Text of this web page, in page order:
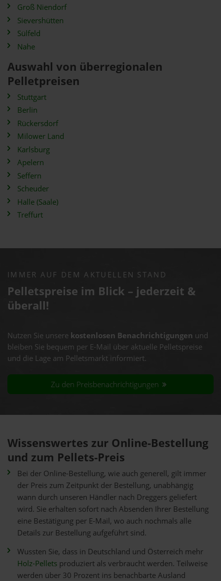
Groß Niendorf
Sievershütten
Sülfeld
Nahe
Auswahl von überregionalen
Pelletpreisen
Stuttgart
Berlin
Rückersdorf
Milower Land
Karlsburg
Apelern
Seffern
Scheuder
Halle (Saale)
Treffurt
IMMER AUF DEM AKTUELLEN STAND
Pelletspreise im Blick – jederzeit &
überall!
Nutzen Sie unsere kostenlosen Benachrichtigungen und
bleiben Sie bequem per E-Mail über aktuelle Pelletspreise
und die Lage am Pelletsmarkt informiert.
Zu den Preisbenachrichtigungen
Wissenswertes zur Online-Bestellung
und zum Pellets-Preis
Bei der Online-Bestellung, wie auch generell, gilt immer
der Preis zum Zeitpunkt der Bestellung, unabhängig
wann durch unseren Händler nach Dreggers geliefert
wird. Sie erhalten sofort nach Absenden Ihrer Bestellung
eine Bestätigung per E-Mail, wo auch nochmals alle
Details zur Bestellung aufgeführt sind.
Wussten Sie, dass in Deutschland und Österreich mehr
Holz-Pellets produziert als verbraucht werden. Teilweise
werden über 30 Prozent ins benachbarte Ausland